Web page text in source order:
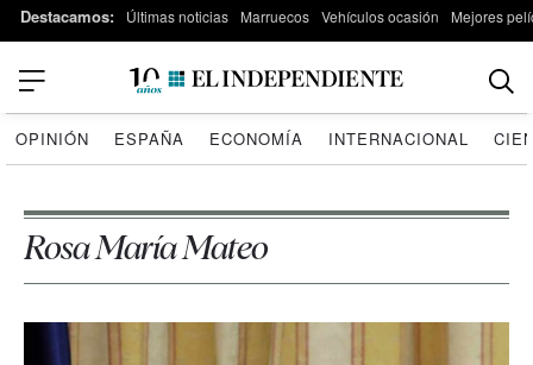
Destacamos: Últimas noticias Marruecos Vehículos ocasión Mejores
OPINIÓN ESPAÑA ECONOMÍA INTERNACIONAL
Rosa María Mateo